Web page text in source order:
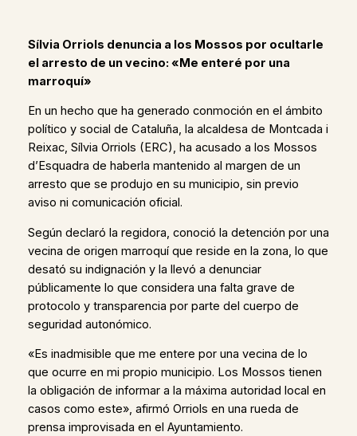
Sílvia Orriols denuncia a los Mossos por ocultarle
el arresto de un vecino: «Me enteré por una
marroquí»
En un hecho que ha generado conmoción en el ámbito
político y social de Cataluña, la alcaldesa de Montcada i
Reixac, Sílvia Orriols (ERC), ha acusado a los Mossos
d’Esquadra de haberla mantenido al margen de un
arresto que se produjo en su municipio, sin previo
aviso ni comunicación oficial.
Según declaró la regidora, conoció la detención por una
vecina de origen marroquí que reside en la zona, lo que
desató su indignación y la llevó a denunciar
públicamente lo que considera una falta grave de
protocolo y transparencia por parte del cuerpo de
seguridad autonómico.
«Es inadmisible que me entere por una vecina de lo
que ocurre en mi propio municipio. Los Mossos tienen
la obligación de informar a la máxima autoridad local en
casos como este», afirmó Orriols en una rueda de
prensa improvisada en el Ayuntamiento.